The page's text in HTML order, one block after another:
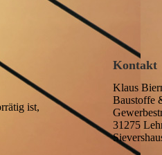
ist,
Kontakt
Klaus
Baustoffe
31275